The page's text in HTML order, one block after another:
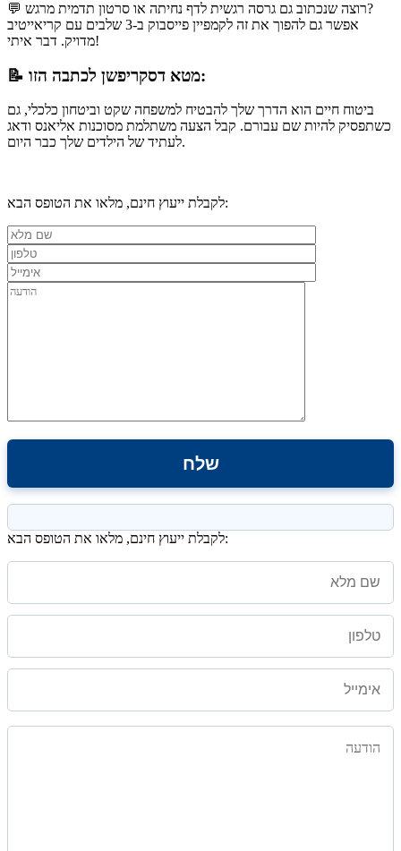
💬 רוצה שנכתוב גם גרסה רגשית לדף נחיתה או סרטון תדמית מרגש?
אפשר גם להפוך את זה לקמפיין פייסבוק ב-3 שלבים עם קריאייטיב
מדויק. דבר איתי!
📝 מטא דסקריפשן לכתבה הזו:
ביטוח חיים הוא הדרך שלך להבטיח למשפחה שקט וביטחון כלכלי, גם
כשתפסיק להיות שם עבורם. קבל הצעה משתלמת מסוכנות אליאנס ודאג
לעתיד של הילדים שלך כבר היום.
לקבלת ייעוץ חינם, מלאו את הטופס הבא:
לקבלת ייעוץ חינם, מלאו את הטופס הבא: